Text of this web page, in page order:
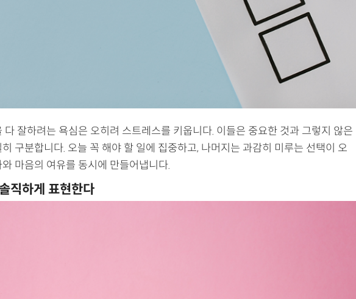
다 잘하려는 욕심은 오히려 스트레스를 키웁니다. 이들은 중요한 것과 그렇지 않은
구분합니다. 오늘 꼭 해야 할 일에 집중하고, 나머지는 과감히 미루는 선택이 오
마음의 여유를 동시에 만들어냅니다.
직하게 표현한다